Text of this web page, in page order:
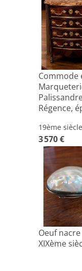
Commode
Régence,
19ème siècle
3 570 €
Oeuf nacre
XIXème